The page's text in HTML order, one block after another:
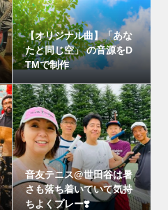
【オリジナル曲】「あな
たと同じ空」 の音源をD
TMで制作
音友テニス@世田谷は暑
さも落ち着いていて気持
ちよくプレー❣️